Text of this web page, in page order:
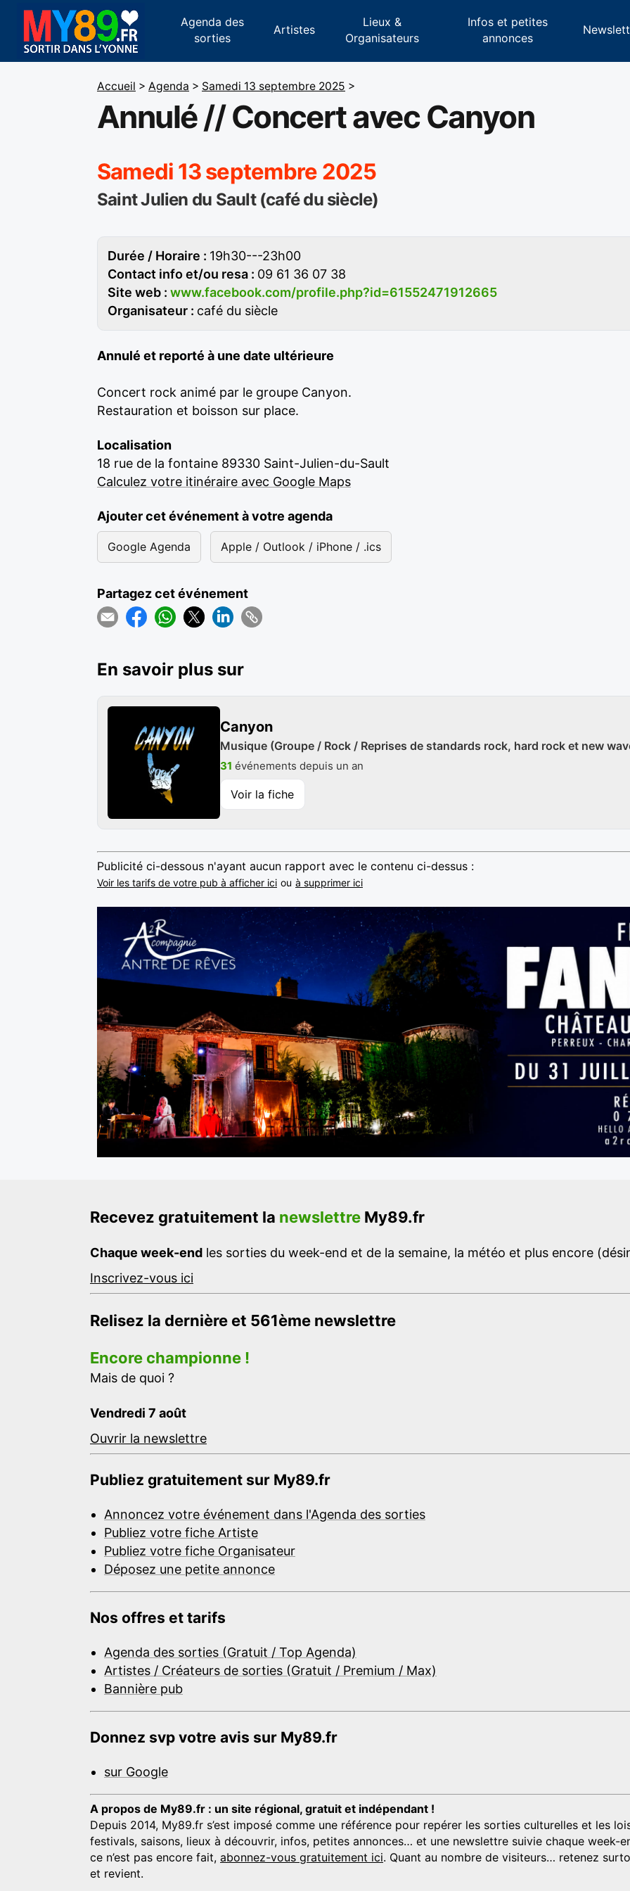
Agenda des
sorties
Artistes
Lieux &
Organisateurs
Infos et petites
annonces
Accueil > Agenda > Samedi 13 septembre 2025 >
Annulé // Concert avec Canyon
Samedi 13 septembre 2025
Saint Julien du Sault (café du siècle)
Durée / Horaire : 19h30---23h00
Contact info et/ou resa : 09 61 36 07 38
Site web : www.facebook.com/profile.php?id=61552471912665
Organisateur : café du siècle
Annulé et reporté à une date ultérieure
Concert rock animé par le groupe Canyon.
Restauration et boisson sur place.
Localisation
18 rue de la fontaine 89330 Saint-Julien-du-Sault
Calculez votre itinéraire avec Google Maps
Ajouter cet événement à votre agenda
Google Agenda Apple / Outlook / iPhone / .ics
Partagez cet événement
En savoir plus sur
Canyon
Musique (Groupe / Rock / Reprises de standards rock, hard rock et new
31 événements depuis un an
Voir la fiche
Publicité ci-dessous n'ayant aucun rapport avec le contenu ci-dessus :
Voir les tarifs de votre pub à afficher ici ou à supprimer ici
Recevez gratuitement la newslettre My89.fr
Chaque week-end les sorties du week-end et de la semaine, la météo et plus encore
Inscrivez-vous ici
Relisez la dernière et 561ème newslettre
Encore championne !
Mais de quoi ?
Vendredi 7 août
Ouvrir la newslettre
Publiez gratuitement sur My89.fr
Annoncez votre événement dans l'Agenda des sorties
Publiez votre fiche Artiste
Publiez votre fiche Organisateur
Déposez une petite annonce
Nos offres et tarifs
Agenda des sorties (Gratuit / Top Agenda)
Artistes / Créateurs de sorties (Gratuit / Premium / Max)
Bannière pub
Donnez svp votre avis sur My89.fr
sur Google
A propos de My89.fr : un site régional, gratuit et indépendant !
Depuis 2014, My89.fr s’est imposé comme une référence pour repérer les sorties culturelles et les
festivals, saisons, lieux à découvrir, infos, petites annonces… et une newslettre suivie chaque week-
ce n’est pas encore fait, abonnez-vous gratuitement ici. Quant au nombre de visiteurs… retenez
et revient.